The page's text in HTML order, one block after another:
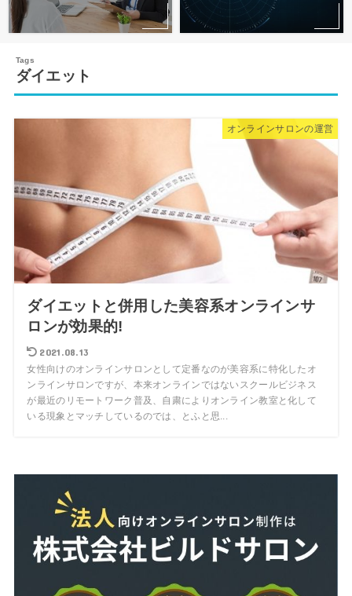
ダイエット
オンラインサロンの運営
ダイエットと併用した美容系オンラインサ
ロンが効果的!
2021.08.13
女性向けのオンラインサロンとして定番なのが美容系に特化したオ
ンラインサロンですが、本来オンラインではないスクールビジネス
が最近のリモートワーク普及、自粛によりオンライン教室と化して
いる現象とマッチしているのでは、とふと思...